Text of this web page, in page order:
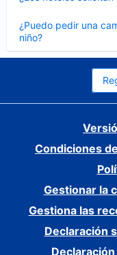
¿Puedo pedir una
niño?
cerrado
Condiciones
Gestionar la
Gestiona las
Declaración